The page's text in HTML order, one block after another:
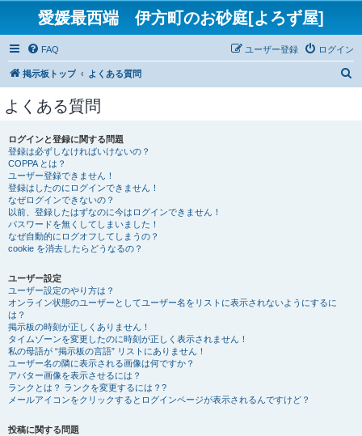
愛媛最西端 伊方町のお砂庭[よろず屋]
FAQ ログイン
ユーザー登録
掲示板トップ よくある質問
よくある質問
ログインと登録に関する問題
登録は必ずしなければいけないの？
COPPA とは？
ユーザー登録できません！
登録はしたのにログインできません！
なぜログインできないの？
以前、登録したはずなのに今はログインできません！
パスワードを無くしてしまいました！
なぜ自動的にログオフしてしまうの？
cookie を消去したらどうなるの？
ユーザー設定
ユーザー設定のやり方は？
オンライン状態のユーザーとしてユーザー名をリストに表示されないようにするに
は？
掲示板の時刻が正しくありません！
タイムゾーンを変更したのに時刻が正しく表示されません！
私の母語が “掲示板の言語” リストにありません！
ユーザー名の隣に表示される画像は何ですか？
アバター画像を表示させるには？
ランクとは？ ランクを変更するには？?
メールアイコンをクリックするとログインページが表示されるんですけど？
投稿に関する問題